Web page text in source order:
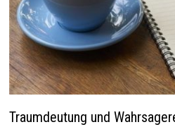
Traumdeutung und